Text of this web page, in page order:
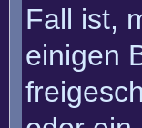
Fall ist,
einigen